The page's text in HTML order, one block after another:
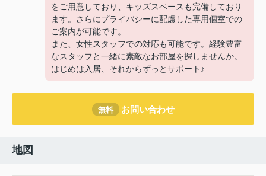
をご用意しており、キッズスペースも完備しており
ます。さらにプライバシーに配慮した専用個室での
ご案内が可能です。
また、女性スタッフでの対応も可能です。経験豊富
なスタッフと一緒に素敵なお部屋を探しませんか。
はじめは入居、それからずっとサポート♪
無料 お問い合わせ
地図